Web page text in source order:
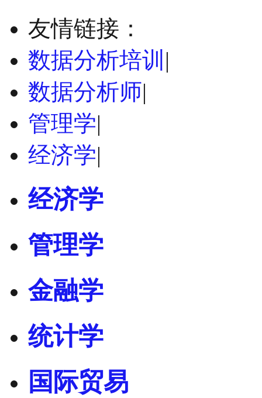
友情链接：
数据分析培训 |
数据分析师|
管理学|
经济学|
经济学
管理学
金融学
统计学
国际贸易